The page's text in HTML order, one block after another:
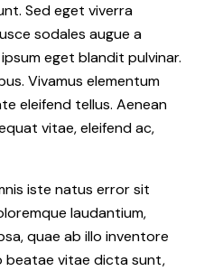
Sed eget viverra
sodales augue a
eget blandit pulvinar.
Vivamus elementum
eleifend tellus. Aenean
vitae, eleifend ac,
iste natus error sit
laudantium,
quae ab illo inventore
vitae dicta sunt,